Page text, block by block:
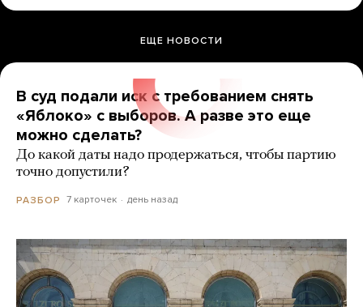
ЕЩЕ НОВОСТИ
В суд подали иск с требованием снять
«Яблоко» с выборов. А разве это еще
можно сделать?
До какой даты надо продержаться, чтобы партию
точно допустили?
РАЗБОР 7 карточек день назад